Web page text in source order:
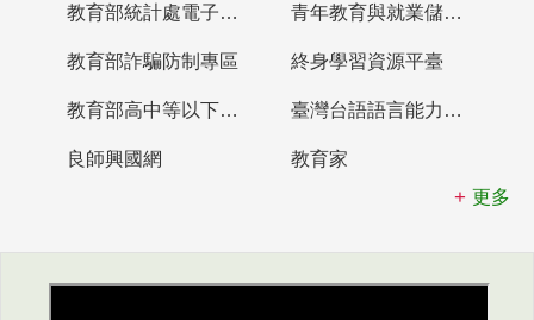
教育部統計處電子書櫃 青年教育與就業儲蓄帳戶
教育部詐騙防制專區 終身學習資源平臺
教育部高中等以下學校及幼兒園教師資格檢定考試 臺灣台語語言能力認證網站
良師興國網
教育家
更多